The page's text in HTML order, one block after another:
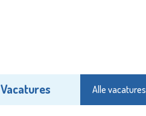
Vacatures Alle vacatures